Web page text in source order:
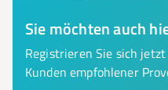
Sie möchten auch
Registrieren Sie sich
Kunden empfohlener